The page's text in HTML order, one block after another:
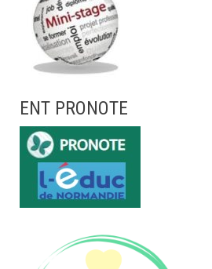
ENT PRONOTE